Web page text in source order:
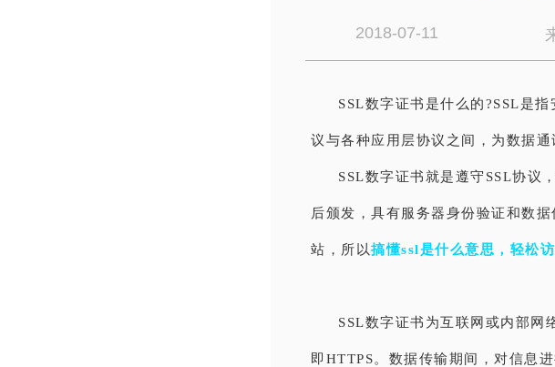
2018-07-11
SSL数字证书是什么的?SSL是
议与各种应用层协议之间，为数据
SSL数字证书就是遵守SSL协议
后颁发，具有服务器身份验证和数
站，所以搞懂ssl是什么意思，轻松
SSL数字证书为互联网或内部网
即HTTPS。数据传输期间，对信息